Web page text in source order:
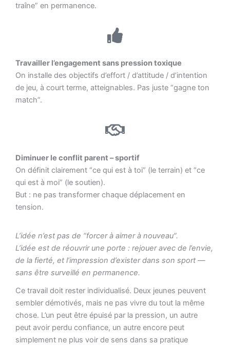
traîne” en permanence.
Travailler l’engagement sans pression toxique
On installe des objectifs d’effort / d’attitude / d’intention
de jeu, à court terme, atteignables. Pas juste “gagne ton
match”.
Diminuer le conflit parent – sportif
On définit clairement “ce qui est à toi” (le terrain) et “ce
qui est à moi” (le soutien).
But : ne pas transformer chaque déplacement en
tension.
L’idée n’est pas de “forcer à aimer à nouveau”.
L’idée est de réouvrir une porte : rejouer avec de l’envie,
de la fierté, et l’impression d’exister dans son sport —
sans être surveillé en permanence.
Ce travail doit rester individualisé. Deux jeunes peuvent
sembler démotivés, mais ne pas vivre du tout la même
chose. L’un peut être épuisé par la pression, un autre
peut avoir perdu confiance, un autre encore peut
simplement ne plus voir de sens dans sa pratique